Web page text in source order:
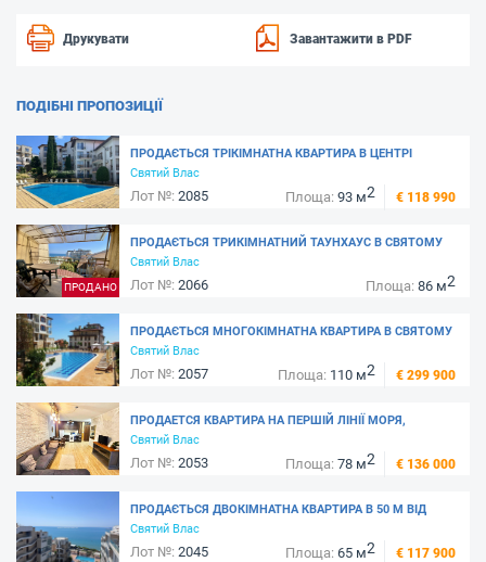
Друкувати Завантажити в PDF
ПОДІБНІ ПРОПОЗИЦІЇ
ПРОДАЄТЬСЯ ТРIКІМНАТНА КВАРТИРА В ЦЕНТРІ
СВЕТОГО ВЛАСА, 250 М. ВІД МАРИНИ ДІНЕВІ -
КОМПЛЕКС "КОМПАС"
Святий Влас
Лот №: 2085 Площа: 93 м2 € 118 990
ПРОДАНО
ПРОДАЄТЬСЯ ТРИКІМНАТНИЙ ТАУНХАУС В СВЯТОМУ
ВЛАСІ В КОМПЛЕКСІ "РАЛИЦА" - БІЛЯ МОРЯ
Святий Влас
Лот №: 2066 Площа: 86 м2
ПРОДАЄТЬСЯ МНОГОКІМНАТНА КВАРТИРА В СВЯТОМУ
ВЛАСІ, В 100 МЕТРАХ ВІД МОРЯ - КОМПЛЕКС АРТУР
Святий Влас
Лот №: 2057 Площа: 110 м2 € 299 900
ПРОДАЕТСЯ КВАРТИРА НА ПЕРШІЙ ЛІНІЇ МОРЯ,
СВЯТОЙ ВЛАС - МАРИНА ДИНЕВИ
Святий Влас
Лот №: 2053 Площа: 78 м2 € 136 000
ПРОДАЄТЬСЯ ДВОКІМНАТНА КВАРТИРА В 50 М ВІД
МОРЯ, КОМПЛЕКС "DOLCE VITA 2"- СВЯТИЙ ВЛАС
Святий Влас
Лот №: 2045 Площа: 65 м2 € 117 900